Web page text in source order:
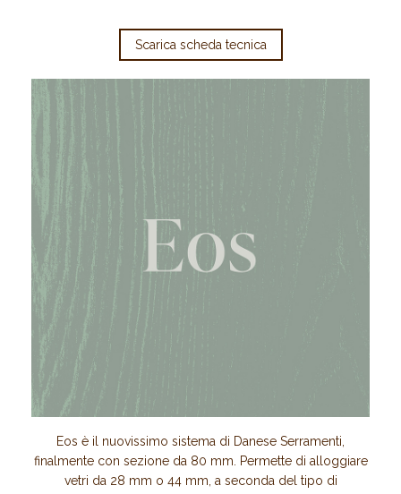
Scarica scheda tecnica
Eos è il nuovissimo sistema di Danese Serramenti,
finalmente con sezione da 80 mm. Permette di alloggiare
vetri da 28 mm o 44 mm, a seconda del tipo di